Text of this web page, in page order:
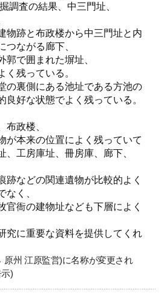
調査の結果、中三門址、
物跡と布政楼から中三門址と内
つながる廊下、
郭で囲まれた塀址、
く残っている。
の裏側にある池址である方池の
良好な状態でよく残っている。
布政楼、
が本来の位置によく残っていて
、工房庫址、冊房庫、廊下、
跡などの関連遺物が比較的よく
なく、
官衙の建物址なども下層によく
究に重要な資料を提供してくれ
州 江原監営)に名称が変更され
)